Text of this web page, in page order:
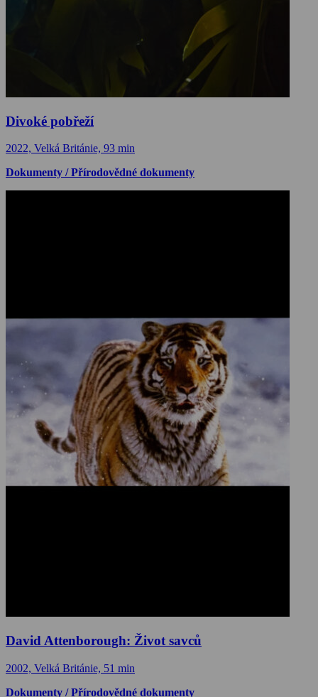
Divoké pobřeží
2022, Velká Británie, 93 min
Dokumenty / Přírodovědné dokumenty
David Attenborough: Život savců
2002, Velká Británie, 51 min
Dokumenty / Přírodovědné dokumenty